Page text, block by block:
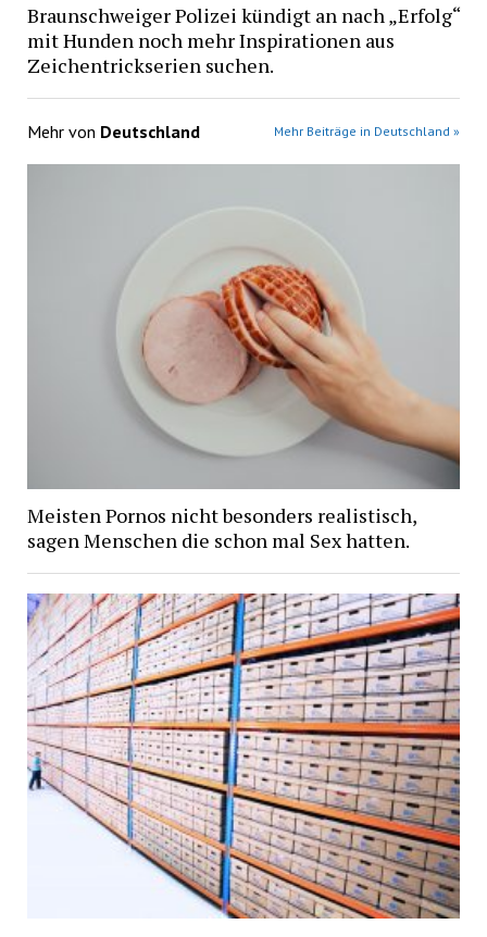
Braunschweiger Polizei kündigt an nach „Erfolg“
mit Hunden noch mehr Inspirationen aus
Zeichentrickserien suchen.
Mehr von Deutschland Mehr Beiträge in Deutschland »
Meisten Pornos nicht besonders realistisch,
sagen Menschen die schon mal Sex hatten.